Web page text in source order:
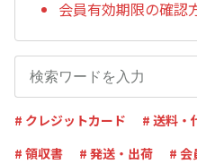
会員有効期限の確認
# クレジットカード # 送料・
# 領収書
# 発送・出荷 # 会